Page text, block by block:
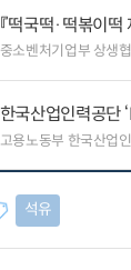
『떡국떡·떡볶이떡
중소벤처기업부 상생
한국산업인력공단
고용노동부 한국산업
석유